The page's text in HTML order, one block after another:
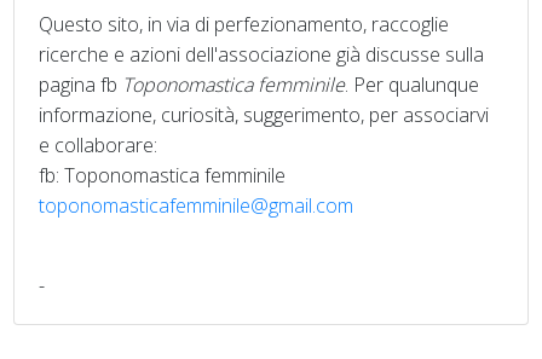
Questo sito, in via di perfezionamento, raccoglie
ricerche e azioni dell'associazione già discusse sulla
pagina fb Toponomastica femminile. Per qualunque
informazione, curiosità, suggerimento, per associarvi
e collaborare:
fb: Toponomastica femminile
toponomasticafemminile@gmail.com
-